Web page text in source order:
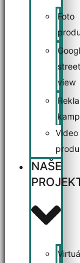
Foto
street
view
Video
NAŠE